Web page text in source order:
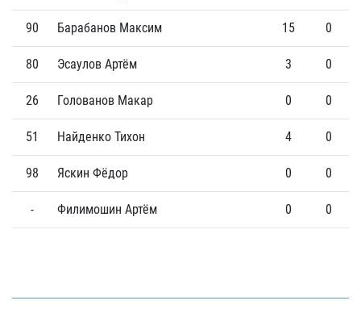
90 Барабанов Максим 15 0
80 Эсаулов Артём 3 0
26 Голованов Макар 0 0
51 Найденко Тихон 4 0
98 Яскин Фёдор 0 0
- Филимошин Артём 0 0